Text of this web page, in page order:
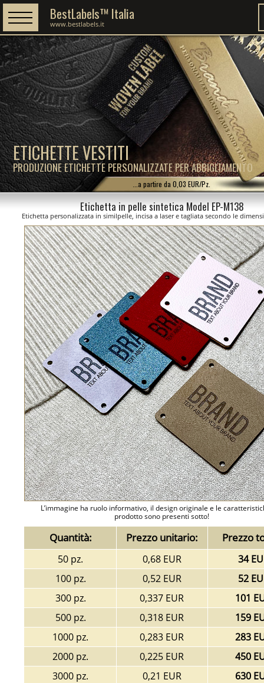
ETICHETTE VESTITI
PRODUZIONE ETICHETTE PERSONALIZZATE PER ABBIGLIAMENTO
BestLabels™ Italia
www.bestlabels.it
...a partire da 0,03 EUR/Pz.
Etichetta in pelle sintetica Model EP-M138
Etichetta personalizzata in similpelle, incisa a laser e tagliata secondo le
L’immagine ha ruolo informativo, il design originale e le
prodotto sono presenti sotto!
Quantità: Prezzo unitario: Prezzo
50 pz. 0,68 EUR
34
100 pz.
0,52 EUR
52
300 pz.
0,337 EUR
101
500 pz.
0,318 EUR
159
1000 pz.
0,283 EUR
283
2000 pz.
0,225 EUR
450
3000 pz.
0,21 EUR
630